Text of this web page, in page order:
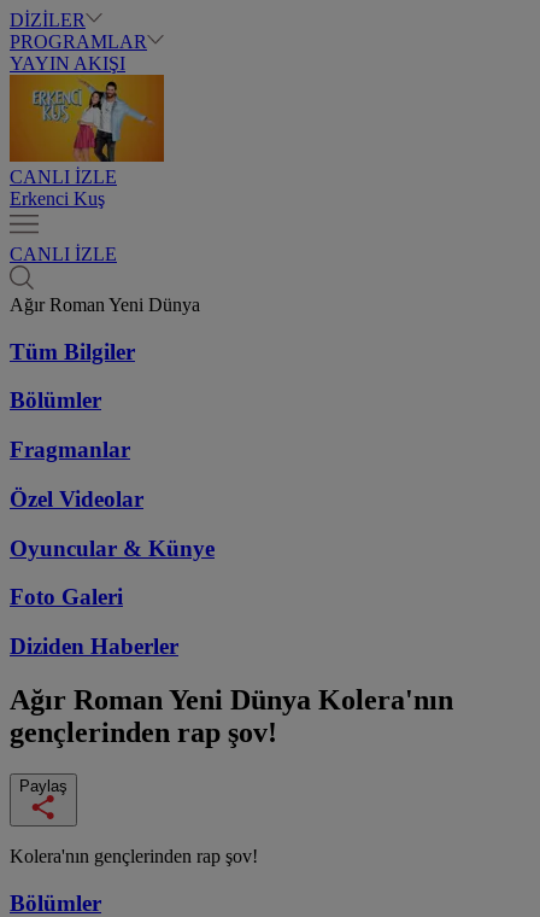
DİZİLER
PROGRAMLAR
YAYIN AKIŞI
CANLI İZLE
Erkenci Kuş
CANLI İZLE
Ağır Roman Yeni Dünya
Tüm Bilgiler
Bölümler
Fragmanlar
Özel Videolar
Oyuncular & Künye
Foto Galeri
Diziden Haberler
Ağır Roman Yeni Dünya Kolera'nın
gençlerinden rap şov!
Paylaş
Kolera'nın gençlerinden rap şov!
Bölümler